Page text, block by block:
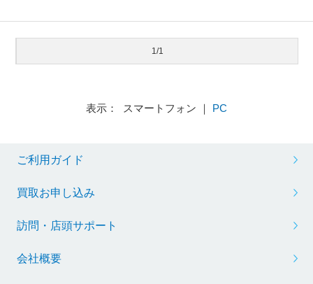
1/1
表示： スマートフォン ｜ PC
ご利用ガイド
買取お申し込み
訪問・店頭サポート
会社概要